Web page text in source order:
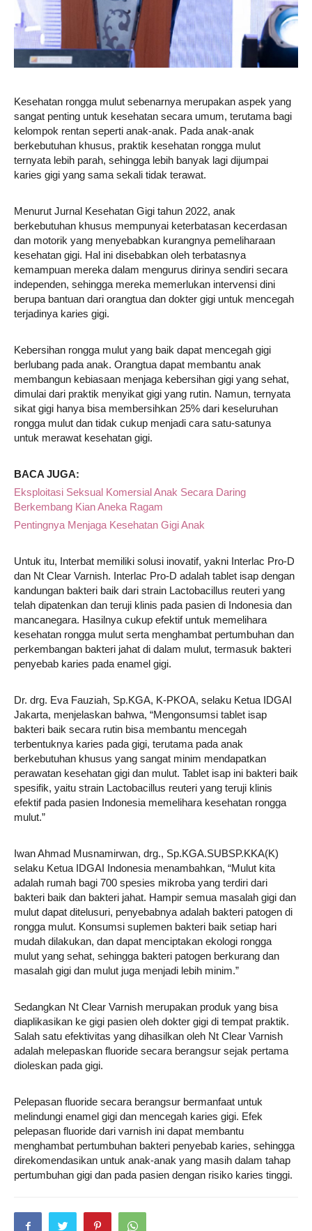
Kesehatan rongga mulut sebenarnya merupakan aspek yang
sangat penting untuk kesehatan secara umum, terutama bagi
kelompok rentan seperti anak-anak. Pada anak-anak
berkebutuhan khusus, praktik kesehatan rongga mulut
ternyata lebih parah, sehingga lebih banyak lagi dijumpai
karies gigi yang sama sekali tidak terawat.
Menurut Jurnal Kesehatan Gigi tahun 2022, anak
berkebutuhan khusus mempunyai keterbatasan kecerdasan
dan motorik yang menyebabkan kurangnya pemeliharaan
kesehatan gigi. Hal ini disebabkan oleh terbatasnya
kemampuan mereka dalam mengurus dirinya sendiri secara
independen, sehingga mereka memerlukan intervensi dini
berupa bantuan dari orangtua dan dokter gigi untuk mencegah
terjadinya karies gigi.
Kebersihan rongga mulut yang baik dapat mencegah gigi
berlubang pada anak. Orangtua dapat membantu anak
membangun kebiasaan menjaga kebersihan gigi yang sehat,
dimulai dari praktik menyikat gigi yang rutin. Namun, ternyata
sikat gigi hanya bisa membersihkan 25% dari keseluruhan
rongga mulut dan tidak cukup menjadi cara satu-satunya
untuk merawat kesehatan gigi.
BACA JUGA:
Eksploitasi Seksual Komersial Anak Secara Daring
Berkembang Kian Aneka Ragam
Pentingnya Menjaga Kesehatan Gigi Anak
Untuk itu, Interbat memiliki solusi inovatif, yakni Interlac Pro-D
dan Nt Clear Varnish. Interlac Pro-D adalah tablet isap dengan
kandungan bakteri baik dari strain Lactobacillus reuteri yang
telah dipatenkan dan teruji klinis pada pasien di Indonesia dan
mancanegara. Hasilnya cukup efektif untuk memelihara
kesehatan rongga mulut serta menghambat pertumbuhan dan
perkembangan bakteri jahat di dalam mulut, termasuk bakteri
penyebab karies pada enamel gigi.
Dr. drg. Eva Fauziah, Sp.KGA, K-PKOA, selaku Ketua IDGAI
Jakarta, menjelaskan bahwa, “Mengonsumsi tablet isap
bakteri baik secara rutin bisa membantu mencegah
terbentuknya karies pada gigi, terutama pada anak
berkebutuhan khusus yang sangat minim mendapatkan
perawatan kesehatan gigi dan mulut. Tablet isap ini bakteri baik
spesifik, yaitu strain Lactobacillus reuteri yang teruji klinis
efektif pada pasien Indonesia memelihara kesehatan rongga
mulut.”
Iwan Ahmad Musnamirwan, drg., Sp.KGA.SUBSP.KKA(K)
selaku Ketua IDGAI Indonesia menambahkan, “Mulut kita
adalah rumah bagi 700 spesies mikroba yang terdiri dari
bakteri baik dan bakteri jahat. Hampir semua masalah gigi dan
mulut dapat ditelusuri, penyebabnya adalah bakteri patogen di
rongga mulut. Konsumsi suplemen bakteri baik setiap hari
mudah dilakukan, dan dapat menciptakan ekologi rongga
mulut yang sehat, sehingga bakteri patogen berkurang dan
masalah gigi dan mulut juga menjadi lebih minim.”
Sedangkan Nt Clear Varnish merupakan produk yang bisa
diaplikasikan ke gigi pasien oleh dokter gigi di tempat praktik.
Salah satu efektivitas yang dihasilkan oleh Nt Clear Varnish
adalah melepaskan fluoride secara berangsur sejak pertama
dioleskan pada gigi.
Pelepasan fluoride secara berangsur bermanfaat untuk
melindungi enamel gigi dan mencegah karies gigi. Efek
pelepasan fluoride dari varnish ini dapat membantu
menghambat pertumbuhan bakteri penyebab karies, sehingga
direkomendasikan untuk anak-anak yang masih dalam tahap
pertumbuhan gigi dan pada pasien dengan risiko karies tinggi.